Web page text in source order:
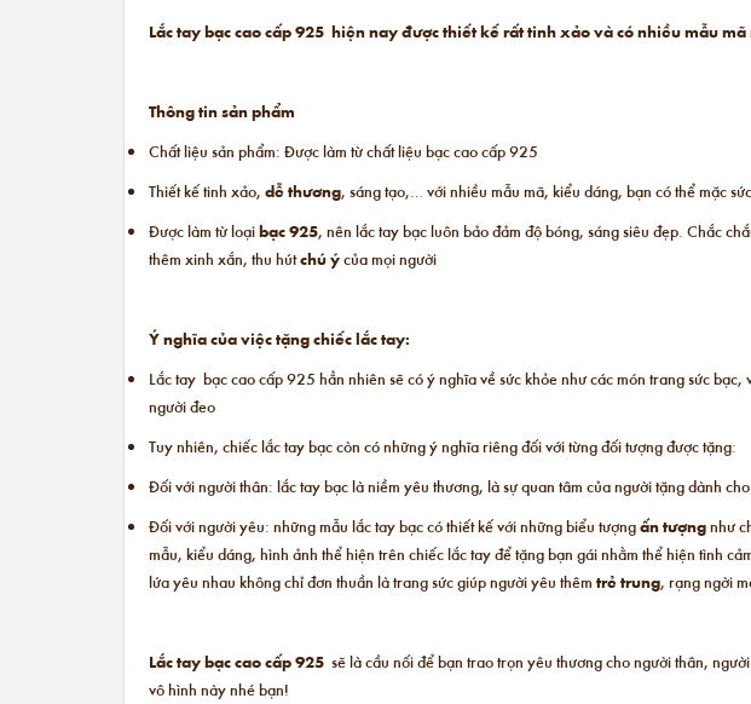
Lắc tay bạc cao cấp 925 hiện nay được thiết kế rất tinh xảo và có nhiều mẫu
Thông tin sản phẩm
Chất liệu sản phẩm: Được làm từ chất liệu bạc cao cấp 925
Thiết kế tinh xảo,dễ thương, sáng tạo,… với nhiều mẫu mã, kiểu dáng, bạn có thể mặc
Được làm từ loạibạc 925, nên lắc tay bạc luôn bảo đảm độ bóng, sáng siêu đẹp. Chắc
thêm xinh xắn, thu hútchú ýcủa mọi người
Ý nghĩa của việc tặng chiếc lắc tay:
Lắc tay bạc cao cấp 925 hẳn nhiên sẽ có ý nghĩa về sức khỏe như các món trang sức
người đeo
Tuy nhiên, chiếc lắc tay bạc còn có những ý nghĩa riêng đối với từng đối tượng được tặng:
Đối với người thân: lắc tay bạc là niềm yêu thương, là sự quan tâm của người tặng dành
Đối với người yêu: những mẫu lắc tay bạc có thiết kế với những biểu tượngấn tượngnhư
mẫu, kiểu dáng, hình ảnh thể hiện trên chiếc lắc tay để tặng bạn gái nhằm thể hiện tình
lứa yêu nhau không chỉ đơn thuần là trang sức giúp người yêu thêmtrẻ trung, rạng ngời
Lắc tay bạc cao cấp 925 sẽ là cầu nối để bạn trao trọn yêu thương cho người thân,
vô hình này nhé bạn!